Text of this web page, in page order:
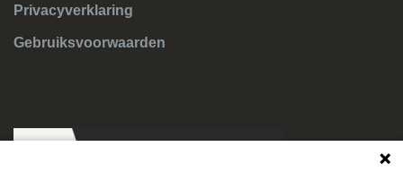
Privacyverklaring
Gebruiksvoorwaarden